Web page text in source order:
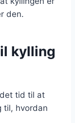
den.
kylling
tid til at
til, hvordan